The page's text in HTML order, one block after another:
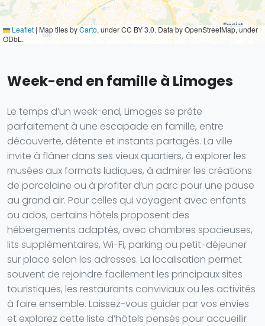
Leaflet | Map tiles byCarto, under CC BY 3.0. Data by OpenStreetMap, under
ODbL.
Week-end en famille à Limoges
Le temps d’un week-end, Limoges se prête
parfaitement à une escapade en famille, entre
découverte, détente et instants partagés. La ville
invite à flâner dans ses vieux quartiers, à explorer les
musées aux formats ludiques, à admirer les créations
de porcelaine ou à profiter d’un parc pour une pause
au grand air. Pour celles qui voyagent avec enfants
ou ados, certains hôtels proposent des
hébergements adaptés, avec chambres spacieuses,
lits supplémentaires, Wi-Fi, parking ou petit-déjeuner
sur place selon les adresses. La localisation permet
souvent de rejoindre facilement les principaux sites
touristiques, les restaurants conviviaux ou les activités
à faire ensemble. Laissez-vous guider par vos envies
et explorez cette liste d’hôtels pensés pour accueillir